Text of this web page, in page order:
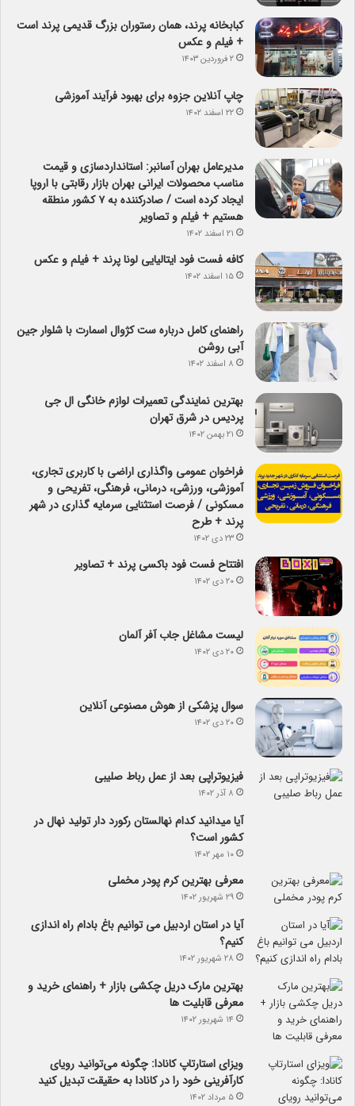
کبابخانه پرند، همان رستوران بزرگ قدیمی پرند است
+ فیلم و عکس
۲ فروردین ۱۴۰۳
چاپ آنلاین جزوه برای بهبود فرآیند آموزشی
۲۲ اسفند ۱۴۰۲
مدیرعامل بهران آسانبر: استانداردسازی و قیمت
مناسب محصولات ایرانی بهران بازار رقابتی با اروپا
ایجاد کرده است / صادرکننده به ۷ کشور منطقه
هستیم + فیلم و تصاویر
۲۱ اسفند ۱۴۰۲
کافه فست فود ایتالیایی لونا پرند + فیلم و عکس
۱۵ اسفند ۱۴۰۲
راهنمای کامل درباره ست کژوال اسمارت با شلوار جین
آبی روشن
۸ اسفند ۱۴۰۲
بهترین نمایندگی تعمیرات لوازم خانگی ال جی
پردیس در شرق تهران
۲۱ بهمن ۱۴۰۲
فراخوان عمومی واگذاری اراضی با کاربری تجاری،
آموزشی، ورزشی، درمانی، فرهنگی، تفریحی و
مسکونی / فرصت استثنایی سرمایه گذاری در شهر
پرند + طرح
۲۳ دی ۱۴۰۲
افتتاح فست فود باکسی پرند + تصاویر
۲۰ دی ۱۴۰۲
لیست مشاغل جاب آفر آلمان
۲۰ دی ۱۴۰۲
سوال پزشکی از هوش مصنوعی آنلاین
۲۰ دی ۱۴۰۲
فیزیوتراپی بعد از عمل رباط صلیبی
۸ آذر ۱۴۰۲
آیا می­دانید کدام نهالستان رکورد دار تولید نهال­ در
کشور است؟
۱۰ مهر ۱۴۰۲
معرفی بهترین کرم پودر مخملی
۲۹ شهریور ۱۴۰۲
آیا در استان اردبیل می توانیم باغ بادام راه اندازی
کنیم؟
۲۸ شهریور ۱۴۰۲
بهترین مارک دریل چکشی بازار + راهنمای خرید و
معرفی قابلیت ها
۱۴ شهریور ۱۴۰۲
ویزای استارتاپ کانادا: چگونه می‌توانید رویای
کارآفرینی خود را در کانادا به حقیقت تبدیل کنید
۵ مرداد ۱۴۰۲